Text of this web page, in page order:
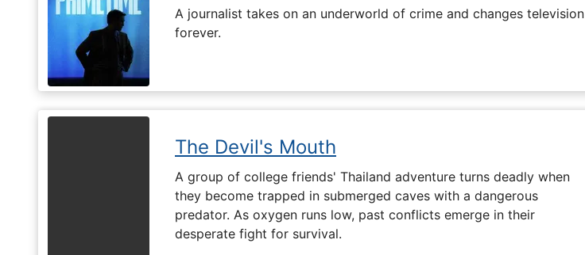
A journalist takes on an underworld of crime and changes television
forever.
The Devil's Mouth
A group of college friends' Thailand adventure turns deadly when
they become trapped in submerged caves with a dangerous
predator. As oxygen runs low, past conflicts emerge in their
desperate fight for survival.